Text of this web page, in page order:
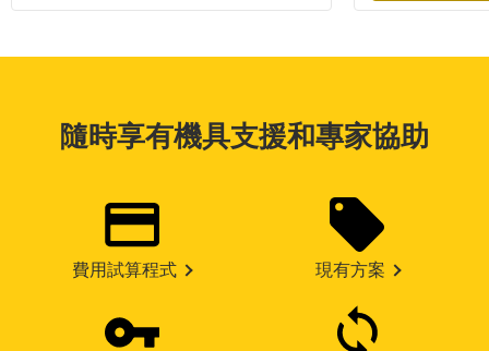
隨時享有機具支援和專家協助
費用試算程式 現有方案